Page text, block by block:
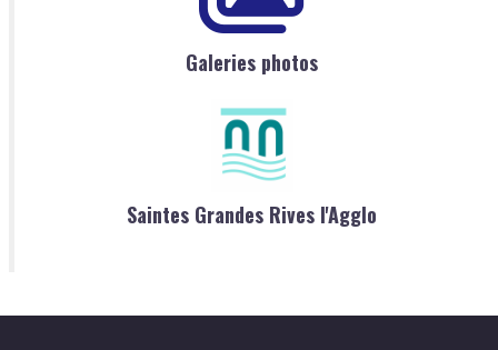
Galeries photos
Saintes Grandes Rives l'Agglo